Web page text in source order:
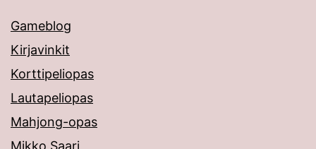
Gameblog
Kirjavinkit
Korttipeliopas
Lautapeliopas
Mahjong-opas